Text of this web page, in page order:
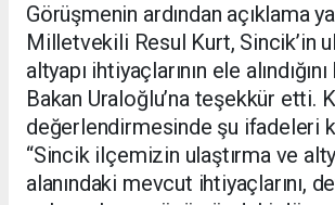
Görüşmenin ardından açıklama
Milletvekili Resul Kurt, Sincik’in
altyapı ihtiyaçlarının ele
Bakan Uraloğlu’na teşekkür etti.
değerlendirmesinde şu ifadeleri
“Sincik ilçemizin ulaştırma ve
alanındaki mevcut ihtiyaçlarını,